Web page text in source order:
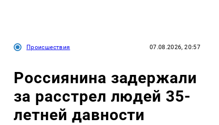
Происшествия 07.08.2026, 20:57
Россиянина задержали
за расстрел людей 35-
летней давности